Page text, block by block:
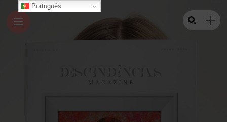
Português